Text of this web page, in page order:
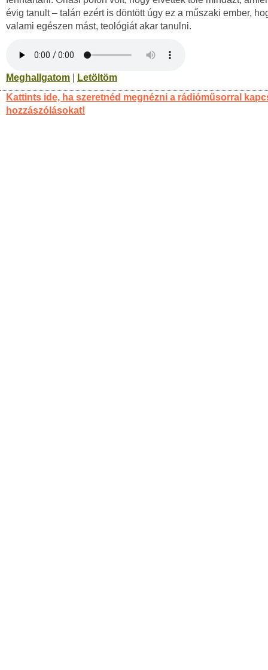
évig tanult – talán ezért is döntött úgy ez a műszaki ember,
valami egészen mást, teológiát akar tanulni.
Meghallgatom
Letöltöm
Kattints ide, ha szeretnéd megnézni a rádióműsorral
hozzászólásokat!